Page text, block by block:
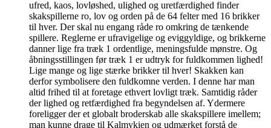
ufred, kaos, lovløshed, ulighed og uretfærdighed finder
skakspillerne ro, lov og orden på de 64 felter med 16 brikker
til hver. Der skal nu engang råde ro omkring de tænkende
spillere. Reglerne er ufravigelige og eviggyldige, og brikkerne
danner lige fra træk 1 ordentlige, meningsfulde mønstre. Og
åbningsstillingen før træk 1 er udtryk for fuldkommen lighed!
Lige mange og lige stærke brikker til hver! Skakken kan
derfor symbolisere den fuldkomne verden. I denne har man
altid frihed til at foretage ethvert lovligt træk. Samtidig råder
der lighed og retfærdighed fra begyndelsen af. Ydermere
foreligger der et globalt broderskab alle skakspillere imellem;
man kunne drage til Kalmykien og udmærket forstå de